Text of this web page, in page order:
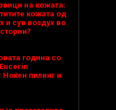
на кожата:
кожата од
и сув воздух во
година со
пилинг и